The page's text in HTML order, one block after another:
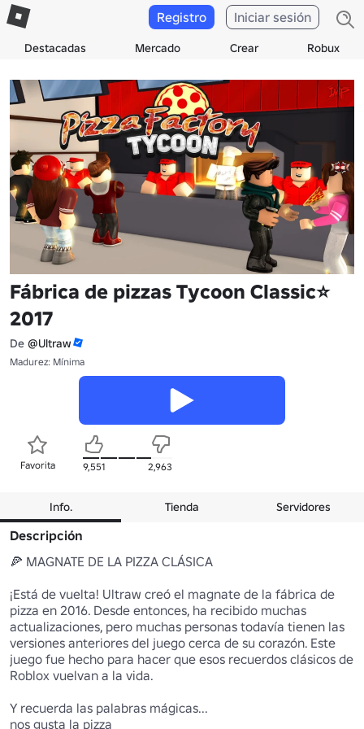
Destacadas Mercado Crear Robux
Registro Iniciar sesión
Fábrica de pizzas Tycoon Classic⭐
2017
De @Ultraw
Madurez: Mínima
Favorita 9,551 2,963
Info. Tienda Servidores
Descripción
🍕 MAGNATE DE LA PIZZA CLÁSICA
¡Está de vuelta! Ultraw creó el magnate de la fábrica de
pizza en 2016. Desde entonces, ha recibido muchas
actualizaciones, pero muchas personas todavía tienen las
versiones anteriores del juego cerca de su corazón. Este
juego fue hecho para hacer que esos recuerdos clásicos de
Roblox vuelvan a la vida.
Y recuerda las palabras mágicas...
nos gusta la pizza